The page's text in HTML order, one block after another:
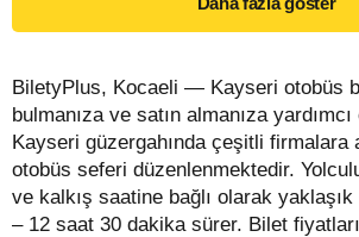
BiletyPlus, Kocaeli — Kayseri otobüs
bulmanıza ve satın almanıza
Kayseri güzergahında çeşitli firmalara
otobüs seferi düzenlenmektedir.
ve kalkış saatine bağlı olarak
– 12 saat 30 dakika sürer. Bilet